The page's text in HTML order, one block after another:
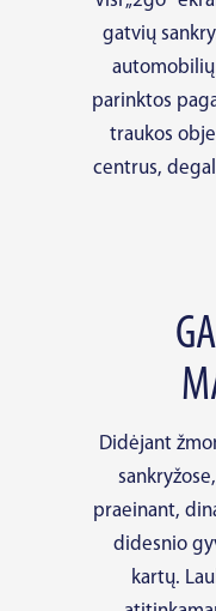
gatvių
automobilių
parinktos
traukos
centrus,
Didėjant
praeinant,
didesnio
kartų.